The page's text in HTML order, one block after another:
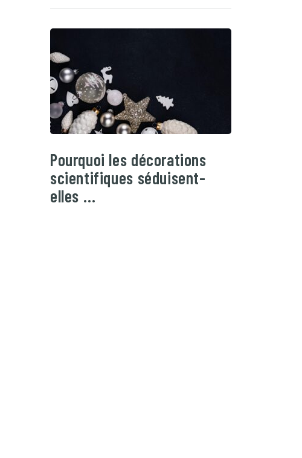
Pourquoi les décorations
scientifiques séduisent-
elles …